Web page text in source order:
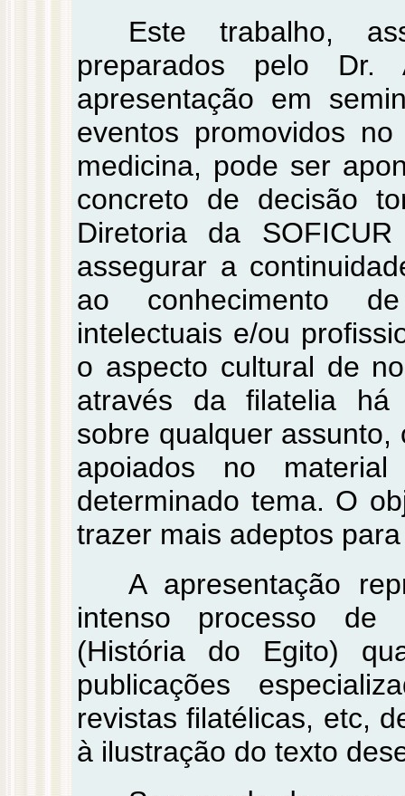
Este trabalho,
preparados pelo Dr.
apresentação em
eventos promovidos
medicina, pode ser
concreto de decisão
Diretoria da
assegurar a
ao conhecimento
intelectuais e/ou
o aspecto cultural de
através da filatelia há
sobre qualquer
apoiados no
determinado tema. O
trazer mais adeptos
A apresentação
intenso processo de
(História do Egito)
publicações
revistas filatélicas, etc,
à ilustração do texto